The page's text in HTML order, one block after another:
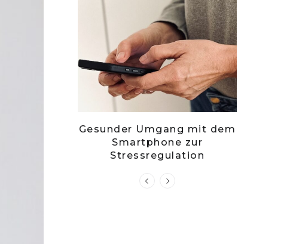
Gesunder Umgang mit dem
Smartphone zur
Stressregulation